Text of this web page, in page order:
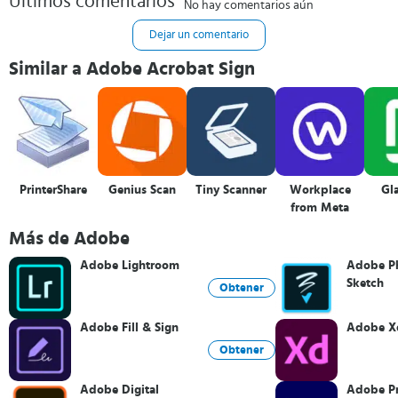
No hay comentarios aún
Dejar un comentario
Similar a Adobe Acrobat Sign
PrinterShare Genius Scan Tiny Scanner
Workplace
from Meta
Más de Adobe
Adobe Lightroom
Obtener
Adobe Fill & Sign
Obtener
Adobe Digital
Adobe
Sketch
Adobe
Adobe